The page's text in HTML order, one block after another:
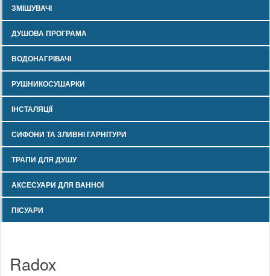
ЗМІШУВАЧІ
ДУШОВА ПРОГРАМА
ВОДОНАГРІВАЧІ
РУШНИКОСУШАРКИ
ІНСТАЛЯЦІЇ
СИФОНИ ТА ЗЛИВНІ ГАРНІТУРИ
ТРАПИ ДЛЯ ДУШУ
АКСЕСУАРИ ДЛЯ ВАННОЇ
ПІСУАРИ
Radox